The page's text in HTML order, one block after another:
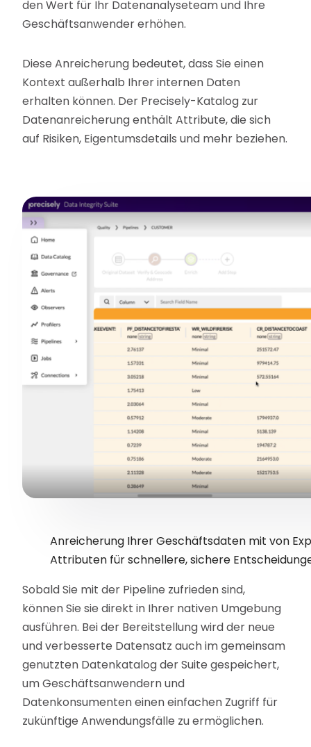
den Wert für Ihr Datenanalyseteam und Ihre
Geschäftsanwender erhöhen.
Diese Anreicherung bedeutet, dass Sie einen
Kontext außerhalb Ihrer internen Daten
erhalten können. Der Precisely-Katalog zur
Datenanreicherung enthält Attribute, die sich
auf Risiken, Eigentumsdetails und mehr beziehen.
Anreicherung Ihrer Geschäftsdaten mit von
Attributen für schnellere, sichere
Sobald Sie mit der Pipeline zufrieden sind,
können Sie sie direkt in Ihrer nativen Umgebung
ausführen. Bei der Bereitstellung wird der neue
und verbesserte Datensatz auch im gemeinsam
genutzten Datenkatalog der Suite gespeichert,
um Geschäftsanwendern und
Datenkonsumenten einen einfachen Zugriff für
zukünftige Anwendungsfälle zu ermöglichen.